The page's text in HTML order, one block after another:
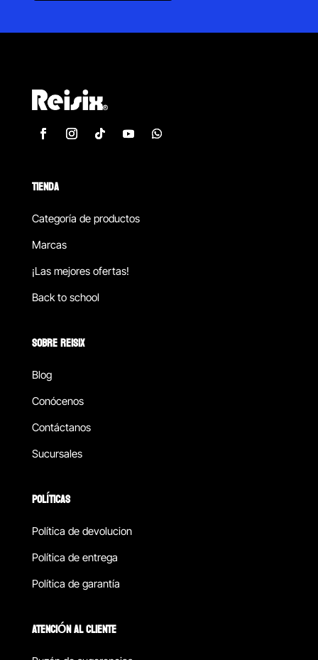
TIENDA
Categoría de productos
Marcas
¡Las mejores ofertas!
Back to school
SOBRE REISIX
Blog
Conócenos
Contáctanos
Sucursales
POLÍTICAS
Política de devolucion
Política de entrega
Política de garantía
ATENCIÓN AL CLIENTE